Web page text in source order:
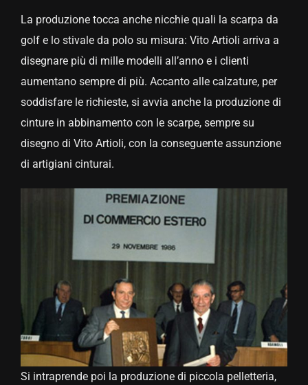
La produzione tocca anche nicchie quali la scarpa da
golf e lo stivale da polo su misura: Vito Artioli arriva a
disegnare più di mille modelli all’anno e i clienti
aumentano sempre di più. Accanto alle calzature, per
soddisfare le richieste, si avvia anche la produzione di
cinture in abbinamento con le scarpe, sempre su
disegno di Vito Artioli, con la conseguente assunzione
di artigiani cinturai.
Si intraprende poi la produzione di piccola pelletteria,